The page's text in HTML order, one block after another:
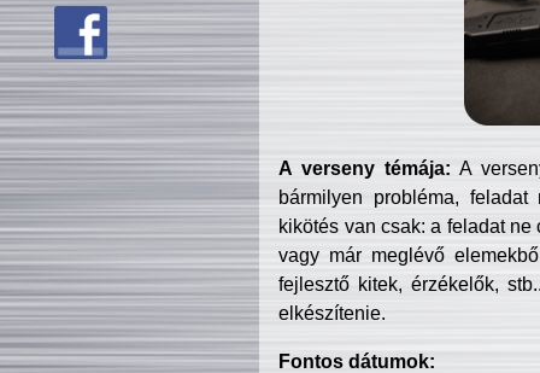
A verseny témája: A
bármilyen probléma, feladat
kikötés van csak: a feladat
vagy már meglévő
fejlesztő kitek, érzékelők,
elkészítenie.
Fontos dátumok: